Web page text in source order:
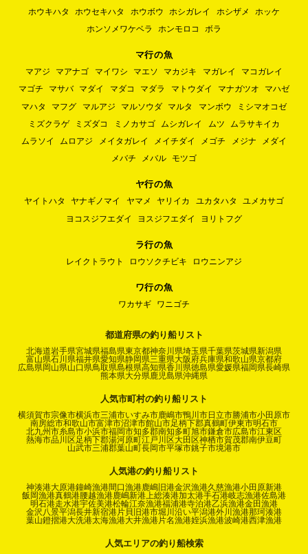
ホウキハタ
ホウセキハタ ホウボウ ホシガレイ ホシザメ
ホッケ
ホンソメワケベラ
ホンモロコ ボラ
マ行の魚
マアジ マアナゴ マイワシ マエソ マカジキ マガレイ
マコガレイ
マゴチ
マサバ マダイ マダコ マダラ マトウダイ マナガツオ
マハゼ
マハタ
マフグ マルアジ マルソウダ マルタ マンボウ
ミシマオコゼ
ミズクラゲ
ミズダコ ミノカサゴ ムシガレイ ムツ
ムラサキイカ
ムラソイ
ムロアジ メイタガレイ メイチダイ メゴチ メジナ
メダイ
メバチ
メバル モツゴ
ヤ行の魚
ヤイトハタ ヤナギノマイ ヤマメ ヤリイカ ユカタハタ
ユメカサゴ
ヨコスジフエダイ
ヨスジフエダイ ヨリトフグ
ラ行の魚
レイクトラウト ロウソクチビキ ロウニンアジ
ワ行の魚
ワカサギ ワニゴチ
都道府県の釣り船リスト
北海道岩手県宮城県福島県東京都神奈川県埼玉県千葉県茨城県新潟県
富山県石川県福井県愛知県静岡県三重県大阪府兵庫県和歌山県京都府
広島県岡山県山口県鳥取県島根県高知県香川県徳島県愛媛県福岡県長崎県
熊本県大分県鹿児島県沖縄県
人気市町村の釣り船リスト
横須賀市宗像市横浜市三浦市いすみ市鹿嶋市鴨川市日立市勝浦市小田原市
南房総市和歌山市富津市沼津市館山市足柄下郡真鶴町伊東市明石市
北九州市糸島市小浜市福岡市知多郡南知多町旭市鎌倉市広島市江東区
熱海市品川区足柄下郡湯河原町江戸川区大田区神栖市賀茂郡南伊豆町
山武市三浦郡葉山町長岡市平塚市銚子市境港市
人気港の釣り船リスト
神湊港大原港鐘崎漁港間口漁港鹿嶋旧港金沢漁港久慈漁港小田原新港
飯岡漁港真鶴港腰越漁港鹿嶋新港上総湊港加太港手石港岐志漁港佐島港
明石港走水港宇佐美港松輪江奈漁港福浦港寺泊港乙浜漁港金田漁港
金沢八景平潟長井新宿港片貝旧港市堀川沿い平潟港外川漁港那珂湊港
葉山鐙摺港大洗港太海漁港大井漁港片名漁港姪浜漁港波崎港西津漁港
人気エリアの釣り船検索